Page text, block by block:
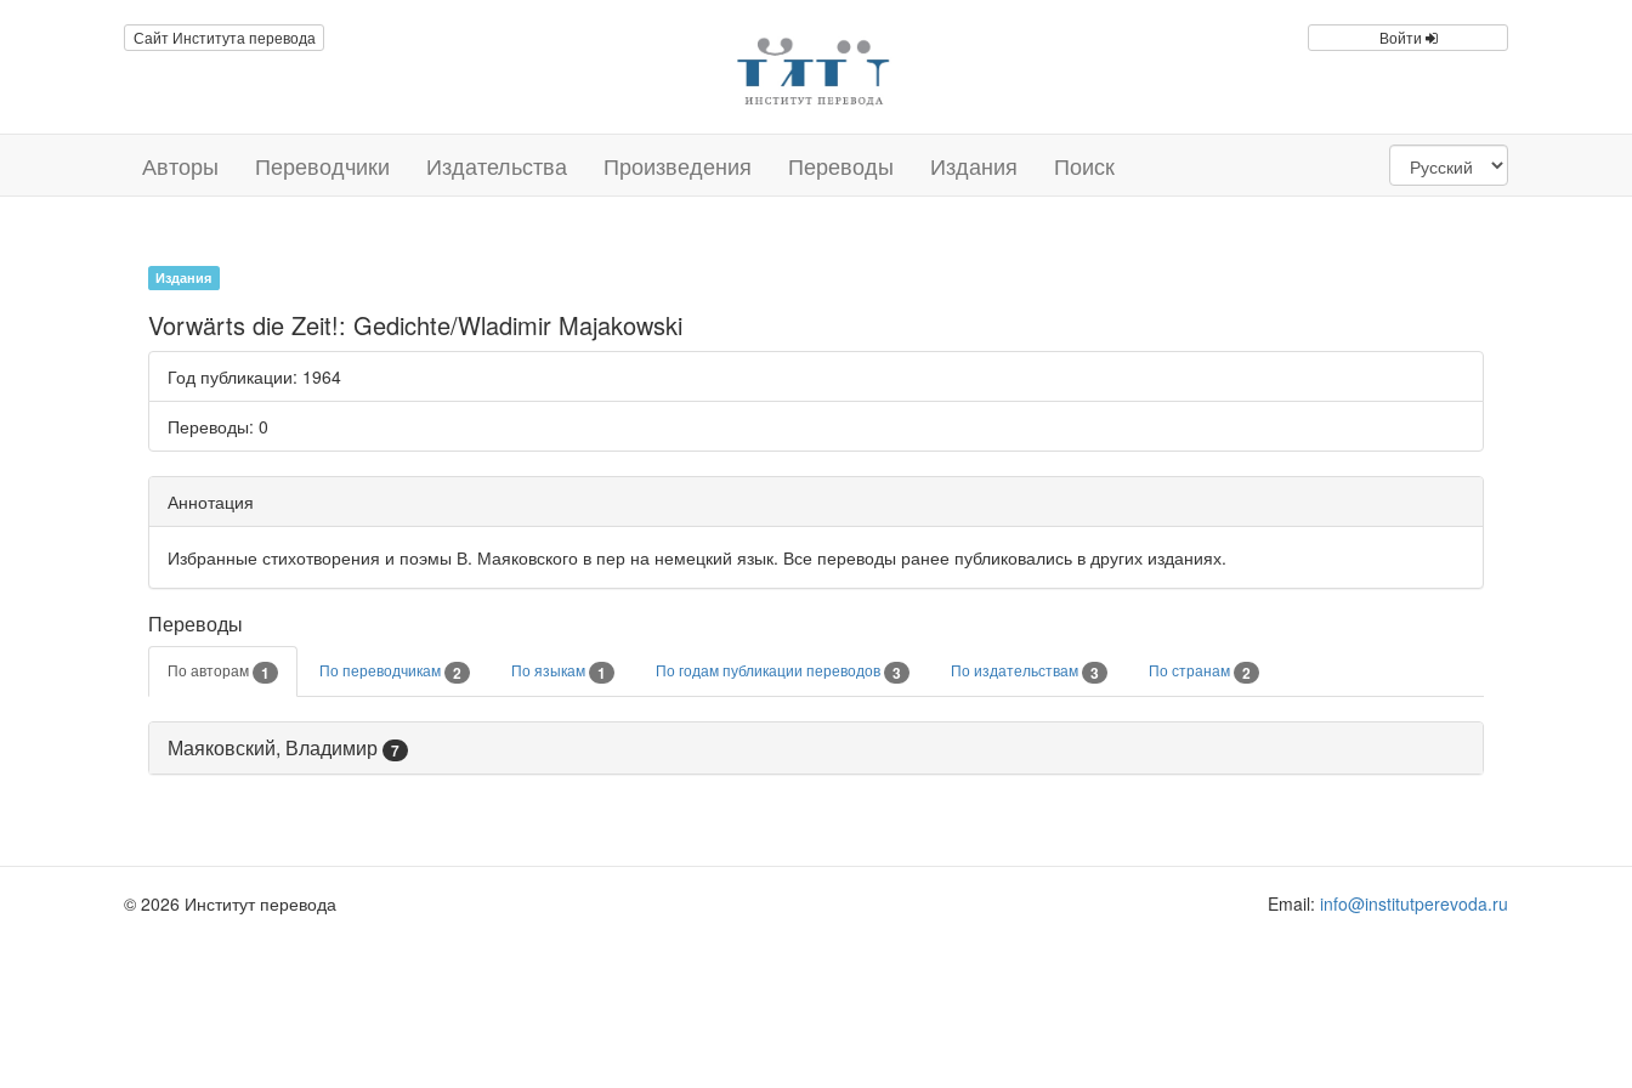
Сайт Института перевода Войти
Авторы Переводчики Издательства Произведения Переводы Издания Поиск
Издания
Vorwärts die Zeit!: Gedichte/Wladimir Majakowski
Год публикации: 1964
Переводы: 0
Аннотация
Избранные стихотворения и поэмы В. Маяковского в пер на немецкий язык. Все переводы ранее публиковались в других изданиях.
Переводы
По авторам 1 По переводчикам 2 По языкам 1 По годам публикации переводов 3 По издательствам 3 По странам 2
Маяковский, Владимир 7
© 2026 Институт перевода Email: info@institutperevoda.ru